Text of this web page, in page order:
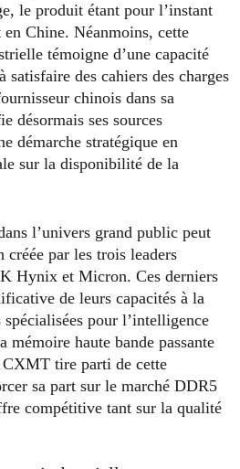
le produit étant pour l’instant
Chine. Néanmoins, cette
témoigne d’une capacité
satisfaire des cahiers des charges
chinois dans sa
désormais ses sources
démarche stratégique en
sur la disponibilité de la
l’univers grand public peut
créée par les trois leaders
Hynix et Micron. Ces derniers
de leurs capacités à la
pour l’intelligence
haute bande passante
tire parti de cette
sa part sur le marché DDR5
compétitive tant sur la qualité